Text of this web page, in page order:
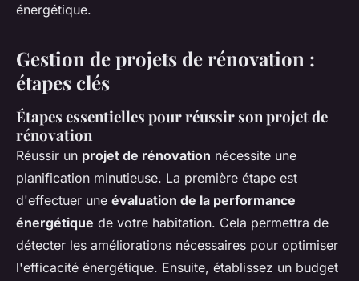
énergétique.
Gestion de projets de rénovation :
étapes clés
Étapes essentielles pour réussir son projet de
rénovation
Réussir un projet de rénovation nécessite une
planification minutieuse. La première étape est
d'effectuer une évaluation de la performance
énergétique de votre habitation. Cela permettra de
détecter les améliorations nécessaires pour optimiser
l'efficacité énergétique. Ensuite, établissez un budget